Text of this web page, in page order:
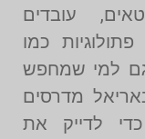
עובדים
כמו
למי שמחפש
מדרסים
לדייק את